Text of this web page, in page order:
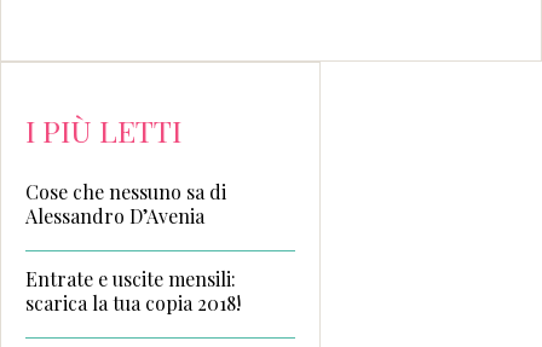
I PIÙ LETTI
Cose che nessuno sa di
Alessandro D’Avenia
Entrate e uscite mensili:
scarica la tua copia 2018!